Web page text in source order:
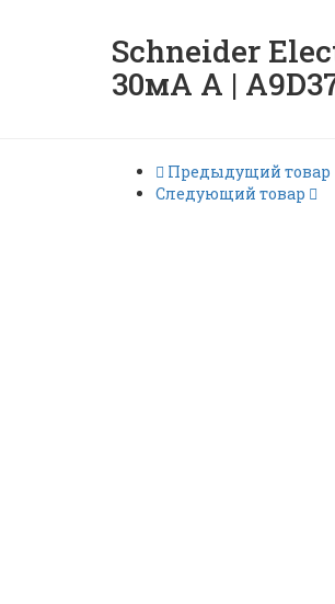
Schneider
30мА A |
Предыдущий товар
Следующий товар